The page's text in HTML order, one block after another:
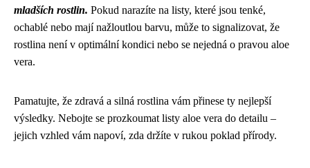
mladších rostlin. Pokud narazíte na listy, které jsou tenké,
ochablé nebo mají nažloutlou barvu, může to signalizovat, že
rostlina není v optimální kondici nebo se nejedná o pravou aloe
vera.
Pamatujte, že zdravá a silná rostlina vám přinese ty nejlepší
výsledky. Nebojte se prozkoumat listy aloe vera do detailu –
jejich vzhled vám napoví, zda držíte v rukou poklad přírody.